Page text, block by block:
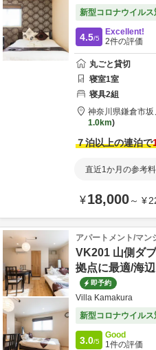
新型コロナウイルス
4.5/5
Excellent!
2件の評価
丸ごと貸切
寝室1室
寝具2組
神奈川県鎌倉市坂
1.0km
７泊以上の連泊で
直近1か月の参考
¥18,000～ ¥
アパートメント/マン
VK201 山側ダ
拠点に最適/海
即予約
Villa Kamakura
新型コロナウイルス
3.0/5
Good
1件の評価